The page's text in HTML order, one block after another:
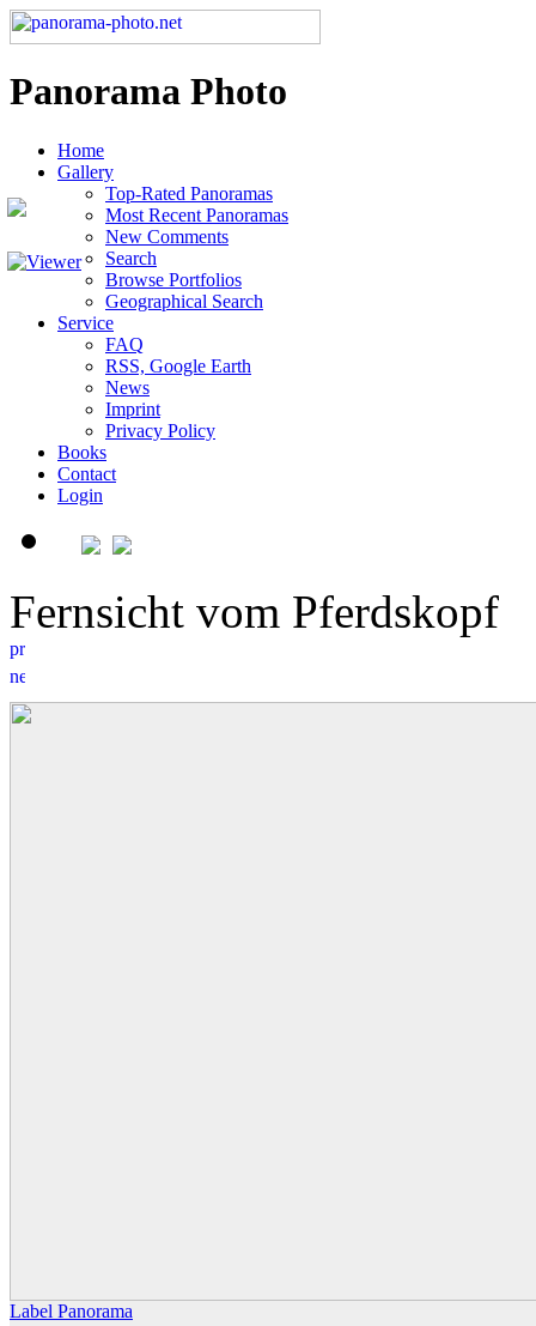
Panorama Photo
Home
Gallery
Top-Rated Panoramas
Most Recent Panoramas
New Comments
Search
Browse Portfolios
Geographical Search
Service
FAQ
RSS, Google Earth
News
Imprint
Privacy Policy
Books
Contact
Login
Fernsicht vom Pferdskopf
Label Panorama